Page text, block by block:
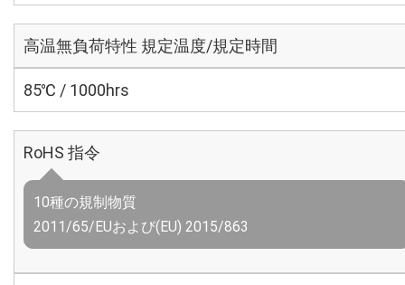
高温無負荷特性 規定温度/規定時間
85℃ / 1000hrs
RoHS 指令
10種の規制物質
2011/65/EUおよび(EU) 2015/863